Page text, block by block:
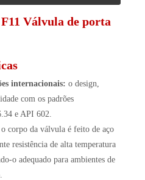
Válvula de porta
internacionais: o design,
com os padrões
e API 602.
o corpo da válvula é feito de aço
resistência de alta temperatura
o adequado para ambientes de